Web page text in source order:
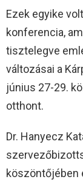
Ezek egyike
konferencia,
tisztelegve
változásai a
június 27-29.
otthont.
Dr. Hanyecz
köszöntőjében